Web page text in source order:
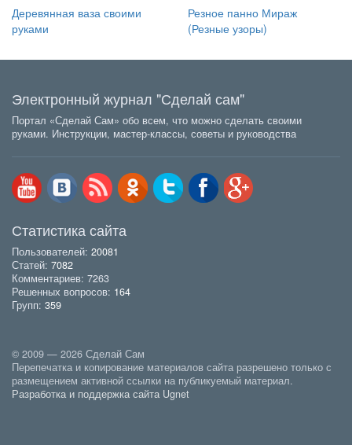
Деревянная ваза своими
руками
Резное панно Мираж
(Резные узоры)
Электронный журнал "Сделай сам"
Портал «Сделай Сам» обо всем, что можно сделать своими
руками. Инструкции, мастер-классы, советы и руководства
Статистика сайта
Пользователей: 20081
Статей: 7082
Комментариев: 7263
Решенных вопросов: 164
Групп: 359
© 2009 — 2026 Сделай Сам
Перепечатка и копирование материалов сайта разрешено только с
размещением активной ссылки на публикуемый материал.
Разработка и поддержка сайта Ugnet